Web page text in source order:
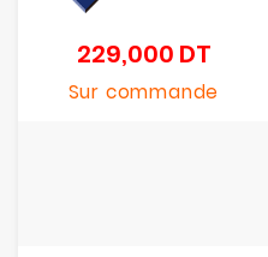
229,000 DTPrix
Sur commande